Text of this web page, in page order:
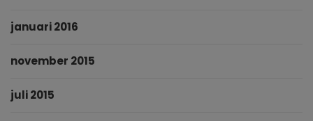
januari 2016
november 2015
juli 2015